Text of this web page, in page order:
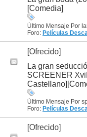
[Comedia]
Último Mensaje Por
Foro: Películas
[Ofrecido]
La gran
SCREENER
Último Mensaje Por
Foro: Películas
[Ofrecido]